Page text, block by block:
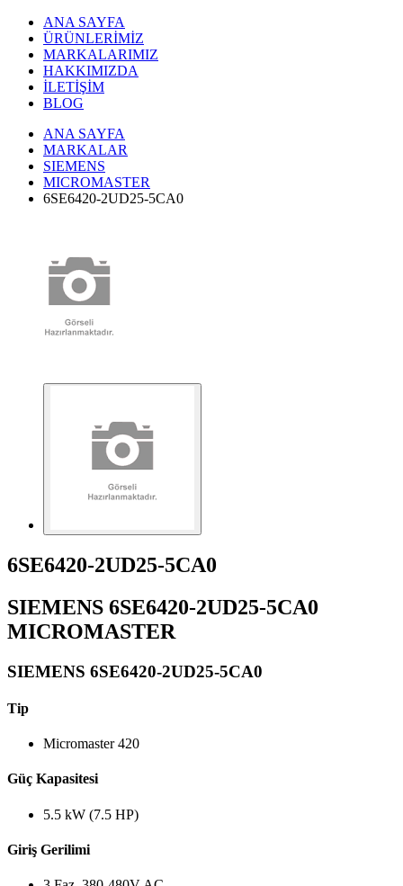
ANA SAYFA
ÜRÜNLERİMİZ
MARKALARIMIZ
HAKKIMIZDA
İLETİŞİM
BLOG
ANA SAYFA
MARKALAR
SIEMENS
MICROMASTER
6SE6420-2UD25-5CA0
6SE6420-2UD25-5CA0
SIEMENS 6SE6420-2UD25-5CA0
MICROMASTER
SIEMENS 6SE6420-2UD25-5CA0
Tip
Micromaster 420
Güç Kapasitesi
5.5 kW (7.5 HP)
Giriş Gerilimi